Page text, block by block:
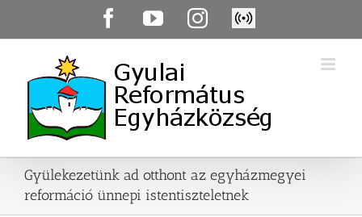
FacebookYouTubeInstagram
Élő
közvetítés
Gyülekezetünk ad otthont az egyházmegyei
reformáció ünnepi istentiszteletnek